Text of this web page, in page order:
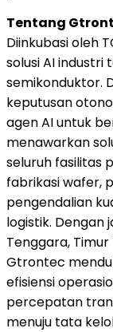
Tentang
Diinkubasi oleh
solusi AI
semikonduktor.
keputusan
agen AI untuk
menawarkan
seluruh fasilitas
fabrikasi wafer,
pengendalian
logistik. Dengan
Tenggara,
Gtrontec
efisiensi
percepatan
menuju tata